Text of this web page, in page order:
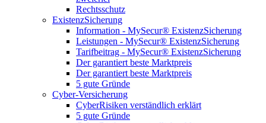
Rechtsschutz
ExistenzSicherung
Information - MySecur® ExistenzSicherung
Leistungen - MySecur® ExistenzSicherung
Tarifbeitrag - MySecur® ExistenzSicherung
Der garantiert beste Marktpreis
Der garantiert beste Marktpreis
5 gute Gründe
Cyber-Versicherung
CyberRisiken verständlich erklärt
5 gute Gründe